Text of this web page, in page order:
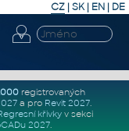
CZ | SK| EN | DE
registrovaných
a pro Revit 2027.
křivkyv sekci
2027.